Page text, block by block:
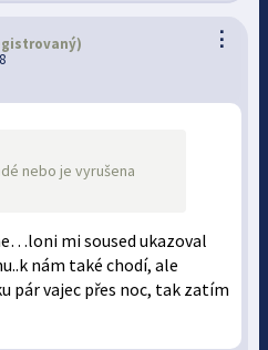
⋮
nebo je vyrušena
mi soused ukazoval
nám také chodí, ale
pár vajec přes noc, tak zatím